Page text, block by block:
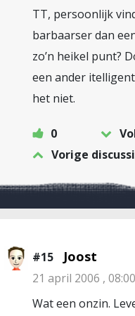
TT, persoonlijk
barbaarser dan
zo’n heikel punt?
een ander
het niet.
0
Vorige
#15 Joost
21 april 2006 , 08:00
Wat een onzin.